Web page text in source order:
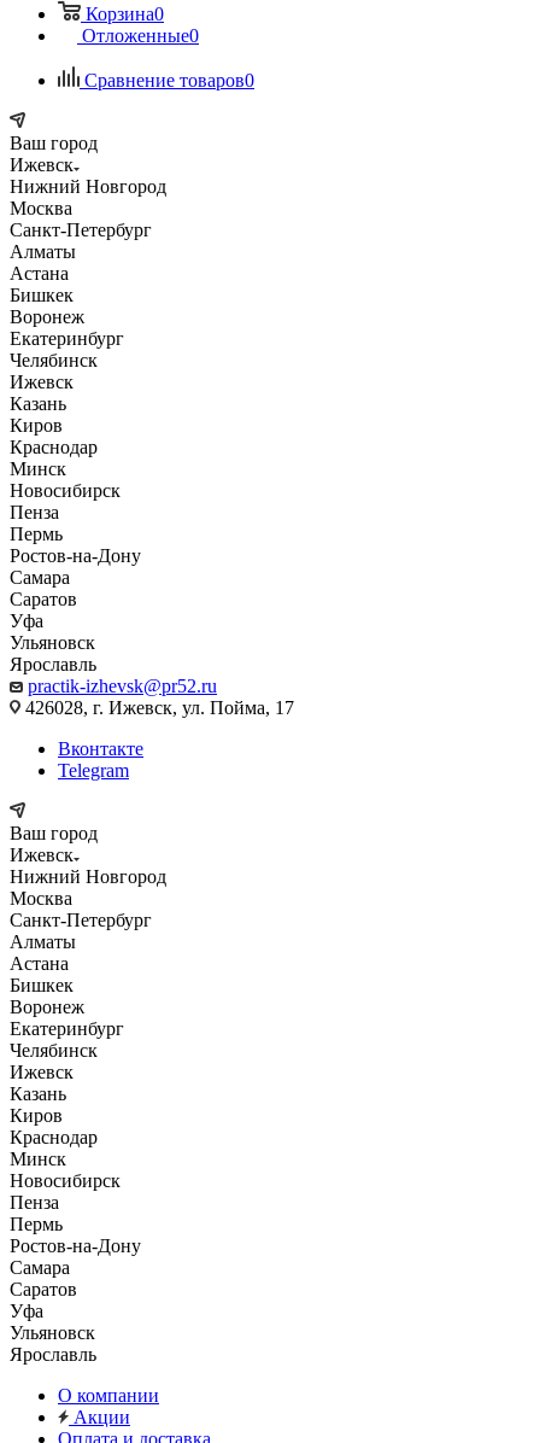
Корзина0
Отложенные0
Сравнение товаров0
Ваш город
Ижевск
Нижний Новгород
Москва
Санкт-Петербург
Алматы
Астана
Бишкек
Воронеж
Екатеринбург
Челябинск
Ижевск
Казань
Киров
Краснодар
Минск
Новосибирск
Пенза
Пермь
Ростов-на-Дону
Самара
Саратов
Уфа
Ульяновск
Ярославль
practik-izhevsk@pr52.ru
426028, г. Ижевск, ул. Пойма, 17
Вконтакте
Telegram
Ваш город
Ижевск
Нижний Новгород
Москва
Санкт-Петербург
Алматы
Астана
Бишкек
Воронеж
Екатеринбург
Челябинск
Ижевск
Казань
Киров
Краснодар
Минск
Новосибирск
Пенза
Пермь
Ростов-на-Дону
Самара
Саратов
Уфа
Ульяновск
Ярославль
О компании
Акции
Оплата и доставка